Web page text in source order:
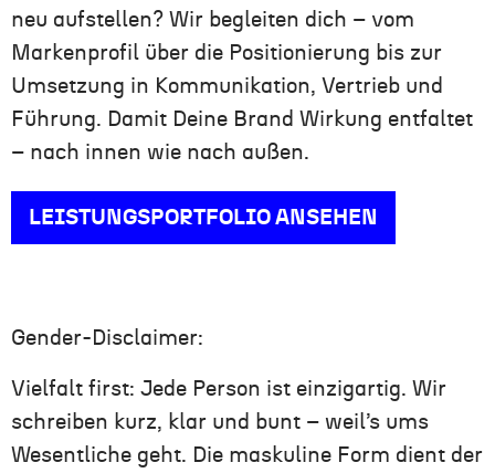
neu aufstellen? Wir begleiten dich – vom
Markenprofil über die Positionierung bis zur
Umsetzung in Kommunikation, Vertrieb und
Führung. Damit Deine Brand Wirkung entfaltet
– nach innen wie nach außen.
LEISTUNGSPORTFOLIO ANSEHEN
Gender-Disclaimer:
Vielfalt first: Jede Person ist einzigartig. Wir
schreiben kurz, klar und bunt – weil’s ums
Wesentliche geht. Die maskuline Form dient der